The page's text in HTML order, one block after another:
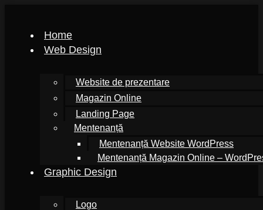
Home
Web Design
Website de prezentare
Magazin Online
Landing Page
Mentenanță
Mentenanță Website WordPress
Mentenanță Magazin Online –
Graphic Design
Logo